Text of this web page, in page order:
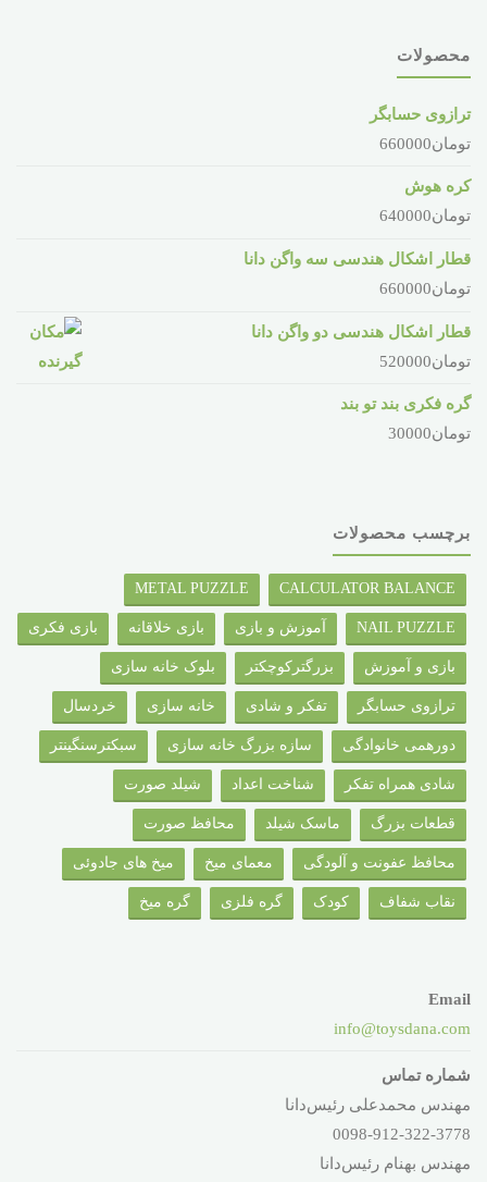
محصولات
ترازوی حسابگر
تومان660000
کره هوش
تومان640000
قطار اشکال هندسی سه واگن دانا
تومان660000
قطار اشکال هندسی دو واگن دانا
تومان520000
گره فکری بند تو بند
تومان30000
برچسب محصولات
CALCULATOR BALANCE
METAL PUZZLE
NAIL PUZZLE آموزش و بازی بازی خلاقانه بازی فکری
بازی و آموزش بزرگترکوچکتر بلوک خانه سازی
ترازوی حسابگر تفکر و شادی خانه سازی خردسال
دورهمی خانوادگی سازه بزرگ خانه سازی سبکترسنگینتر
شادی همراه تفکر شناخت اعداد شیلد صورت
قطعات بزرگ ماسک شیلد محافظ صورت
محافظ عفونت و آلودگی معمای میخ میخ های جادوئی
نقاب شفاف کودک گره فلزی گره میخ
Email
info@toysdana.com
شماره تماس
مهندس محمدعلی رئیس‌دانا
0098-912-322-3778
مهندس بهنام رئیس‌دانا